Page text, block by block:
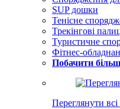
SUP дошки
Тенісне
Трекінгові
Туристичне
Фітнес-
Побачити
Переглянути всі